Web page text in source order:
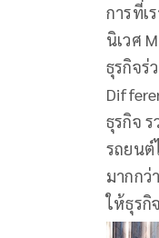
การที่เ
นิเวศ
ธุรกิจร่
ธุรกิจ
รถยนต์
มากกว่
ให้ธุรกิ